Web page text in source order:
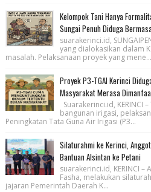
Kelompok Tani Hanya
Sungai Penuh Diduga
suarakerinci.id,
yang dialokasikan dalam
masalah. Pelaksanaan proyek yang mene...
Proyek P3-TGAI Kerinci
Masyarakat Merasa
Suarakerinci.id, KERINCI
bangunan irigasi,
Peningkatan Tata Guna Air Irigasi (P3...
Silaturahmi ke Kerinci,
Bantuan Alsintan ke Petani
suarakerinci.id, KERINCI –
Fasha, melakukan
jajaran Pemerintah Daerah K...